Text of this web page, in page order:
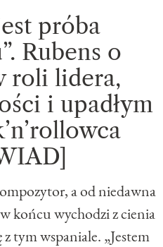
próba
Rubens o
roli lidera,
i upadłym
a od niedawna
końcu wychodzi z cienia
tym wspaniale. „Jestem